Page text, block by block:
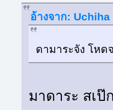
อ้างจาก: Uchiha
ดามาระจัง โหด
มาดาระ สเป๊